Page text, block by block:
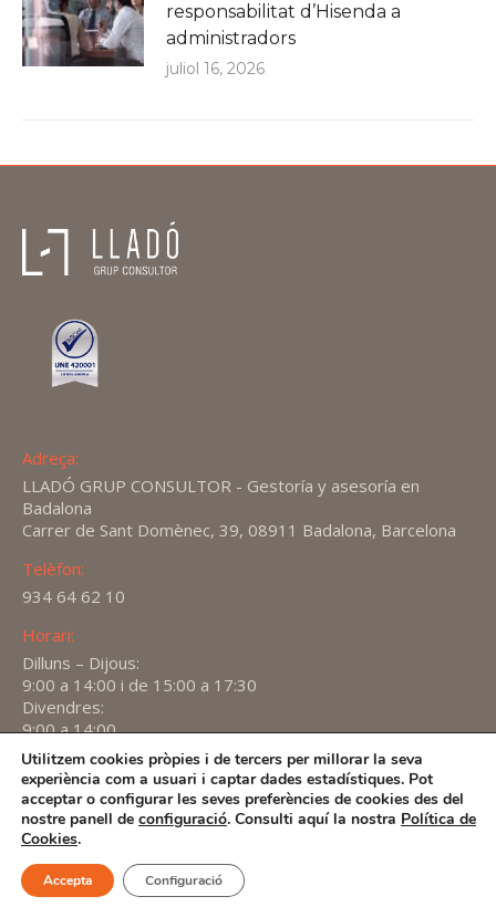
responsabilitat d’Hisenda a
administradors
juliol 16, 2026
Adreça:
LLADÓ GRUP CONSULTOR - Gestoría y asesoría en
Badalona
Carrer de Sant Domènec, 39, 08911 Badalona, Barcelona
Telèfon:
934 64 62 10
Horari:
Dilluns – Dijous:
9:00 a 14:00 i de 15:00 a 17:30
Divendres:
9:00 a 14:00
Find us on:
X
page
opens
in
new
YouTube
page
opens
in
new
Linkedin
page
in
new
2026 - Avís Legal-Política de privacitat
Política de
Utilitzem cookies pròpies i de tercers per millorar la seva
experiència com a usuari i captar dades estadístiques. Pot
acceptar o configurar les seves preferències de cookies des del
nostre panell de configuració. Consulti aquí la nostra Política de
Cookies.
Accepta Configuració